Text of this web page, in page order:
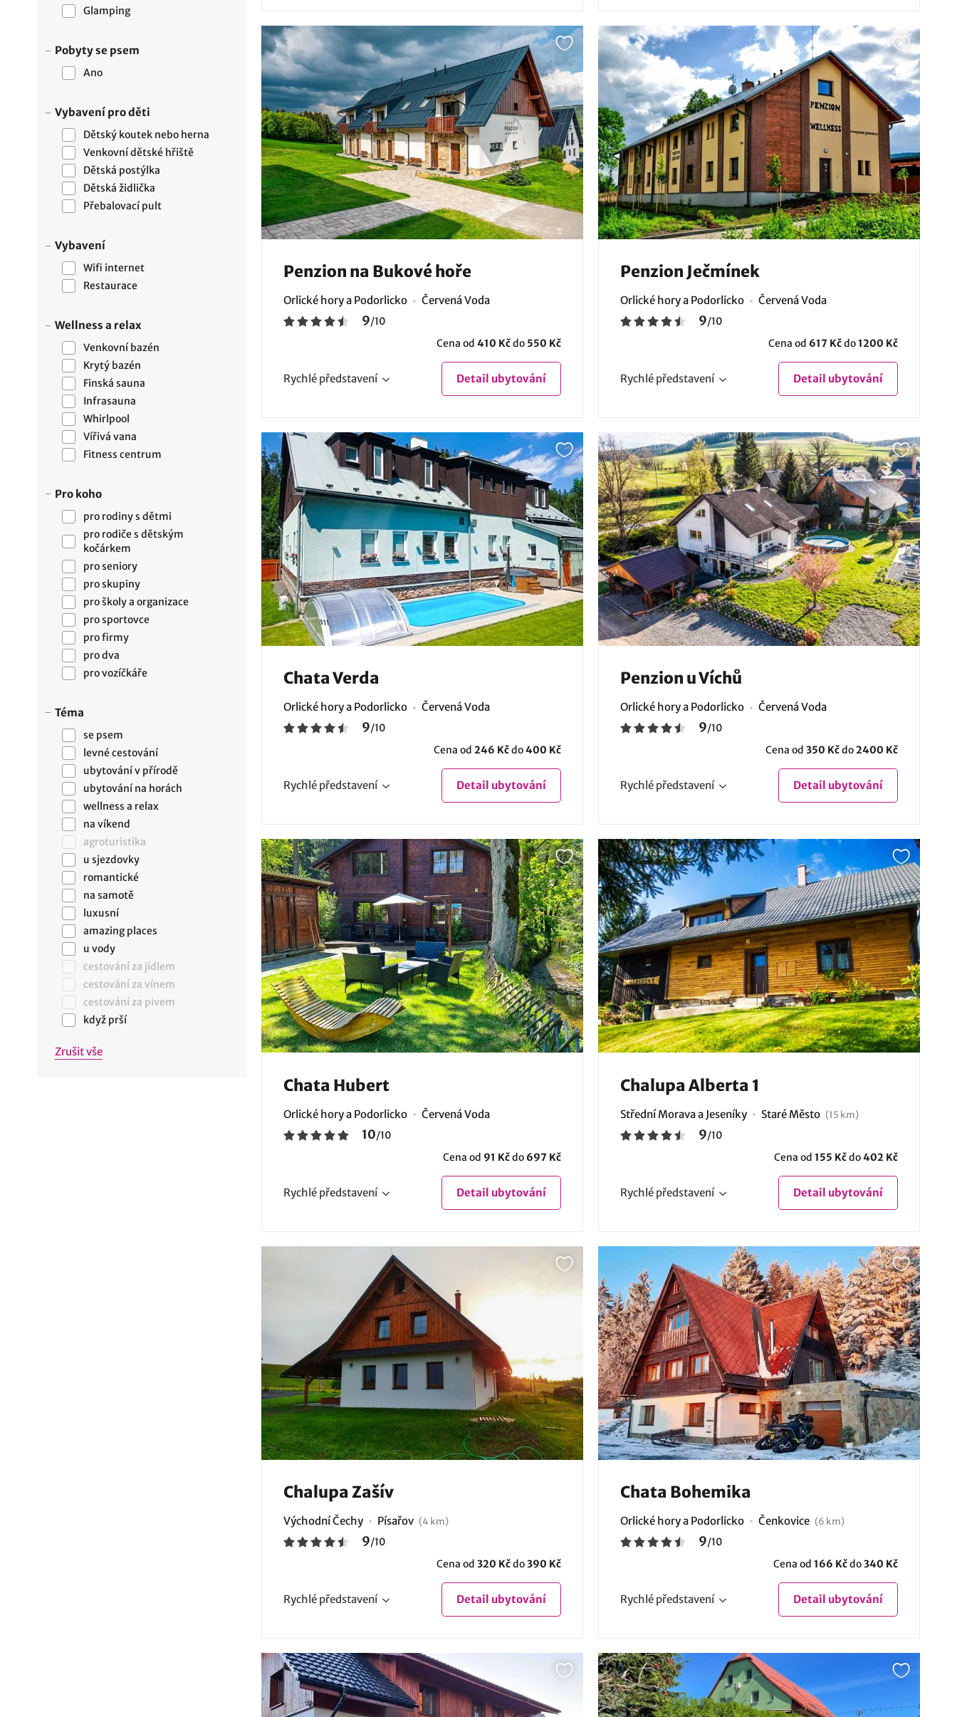
Glamping
Pobyty se psem
Ano
Vybavení pro děti
Dětský koutek nebo herna
Venkovní dětské hřiště
Dětská postýlka
Dětská židlička
Přebalovací pult
Vybavení
Wifi internet
Restaurace
Wellness a relax
Venkovní bazén
Krytý bazén
Finská sauna
Infrasauna
Whirlpool
Vířivá vana
Fitness centrum
Pro koho
pro rodiny s dětmi
pro rodiče s dětským
kočárkem
pro seniory
pro skupiny
pro školy a organizace
pro sportovce
pro firmy
pro dva
pro vozíčkáře
Téma
se psem
levné cestování
ubytování v přírodě
ubytování na horách
wellness a relax
na víkend
agroturistika
u sjezdovky
romantické
na samotě
luxusní
amazing places
u vody
cestování za jídlem
cestování za vínem
cestování za pivem
když prší
Zrušit vše
Penzion na Bukové hoře
Orlické hory a Podorlicko Červená Voda
9/10
Cena od 410 Kčdo 550 Kč
Rychlé představení Detail ubytování
Penzion Ječmínek
Orlické hory a Podorlicko Červená Voda
9/10
Cena od 617 Kčdo1200 Kč
Rychlé představení Detail ubytování
Chata Verda
Orlické hory a Podorlicko Červená Voda
9/10
Cena od 246 Kčdo400 Kč
Rychlé představení Detail ubytování
Penzion u Víchů
Orlické hory a Podorlicko Červená Voda
9/10
Cena od 350 Kčdo2400 Kč
Rychlé představení Detail ubytování
Chata Hubert
Orlické hory a Podorlicko Červená Voda
10/10
Cena od 91 Kčdo 697 Kč
Rychlé představení Detail ubytování
Chalupa Alberta 1
Střední Morava a Jeseníky Staré Město (15 km)
9/10
Cena od 155 Kčdo402 Kč
Rychlé představení Detail ubytování
Chalupa Zašív
Východní Čechy Písařov (4 km)
9/10
Cena od 320 Kčdo390 Kč
Rychlé představení Detail ubytování
Chata Bohemika
Orlické hory a Podorlicko Čenkovice (6 km)
9/10
Cena od 166 Kčdo340 Kč
Rychlé představení Detail ubytování